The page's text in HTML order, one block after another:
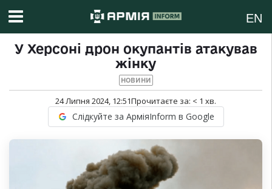
EN
У Херсоні дрон окупантів атакував
жінку
НОВИНИ
24 Липня 2024, 12:51Прочитаєте за: < 1 хв.
Слідкуйте за АрміяInform в Google